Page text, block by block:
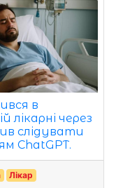
в
лікарні через
слідувати
ChatGPT.
Лікар